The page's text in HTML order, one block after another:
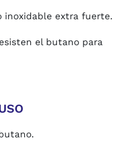
inoxidable extra fuerte.
el butano para